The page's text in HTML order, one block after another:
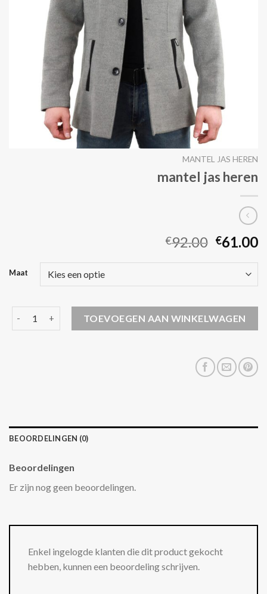
MANTEL JAS HEREN
mantel jas heren
€92.00 €61.00
Maat
TOEVOEGEN AAN WINKELWAGEN
BEOORDELINGEN (0)
Beoordelingen
Er zijn nog geen beoordelingen.
Enkel ingelogde klanten die dit product gekocht
hebben, kunnen een beoordeling schrijven.